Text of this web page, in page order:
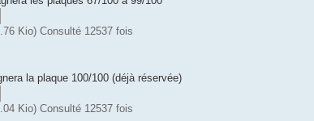
Kio) Consulté 12537 fois
la plaque 100/100 (déjà réservée)
Kio) Consulté 12537 fois